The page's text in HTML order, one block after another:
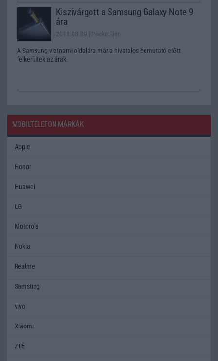
Kiszivárgott a Samsung Galaxy Note 9
ára
2018.08.09 | Pocket-lint
A Samsung vietnami oldalára már a hivatalos bemutató előtt
felkerültek az árak.
MOBILTELEFON MÁRKÁK
Apple
Honor
Huawei
LG
Motorola
Nokia
Realme
Samsung
vivo
Xiaomi
ZTE